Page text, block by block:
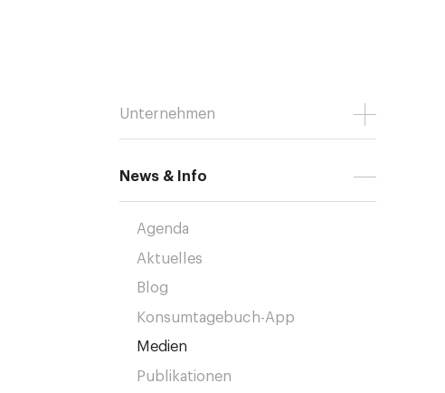
Unternehmen
News & Info
Agenda
Aktuelles
Blog
Konsumtagebuch-App
Medien
Publikationen